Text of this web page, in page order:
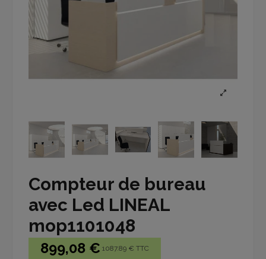
Compteur de bureau
avec Led LINEAL
mop1101048
899,08 € 1087.89 € TTC